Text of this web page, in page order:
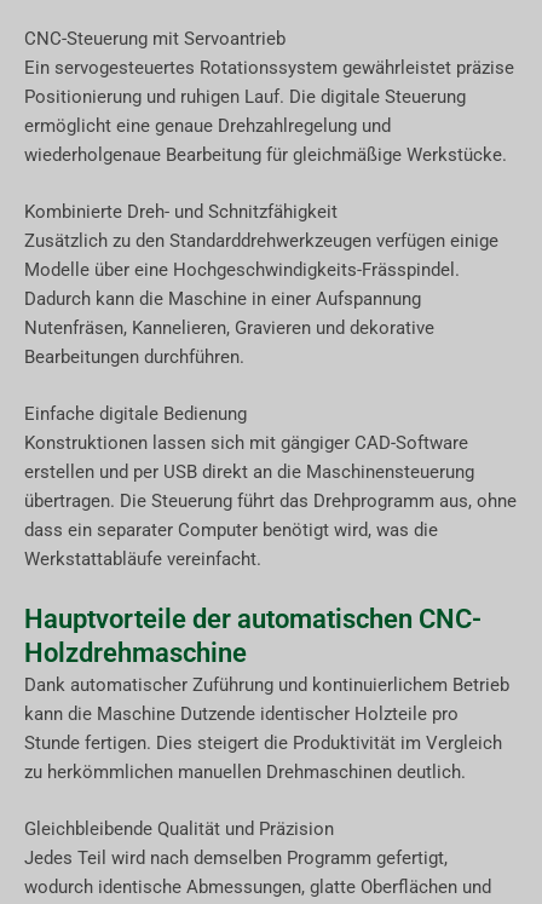
CNC-Steuerung mit Servoantrieb
Ein servogesteuertes Rotationssystem gewährleistet präzise
Positionierung und ruhigen Lauf. Die digitale Steuerung
ermöglicht eine genaue Drehzahlregelung und
wiederholgenaue Bearbeitung für gleichmäßige Werkstücke.
Kombinierte Dreh- und Schnitzfähigkeit
Zusätzlich zu den Standarddrehwerkzeugen verfügen einige
Modelle über eine Hochgeschwindigkeits-Frässpindel.
Dadurch kann die Maschine in einer Aufspannung
Nutenfräsen, Kannelieren, Gravieren und dekorative
Bearbeitungen durchführen.
Einfache digitale Bedienung
Konstruktionen lassen sich mit gängiger CAD-Software
erstellen und per USB direkt an die Maschinensteuerung
übertragen. Die Steuerung führt das Drehprogramm aus, ohne
dass ein separater Computer benötigt wird, was die
Werkstattabläufe vereinfacht.
Hauptvorteile der automatischen CNC-
Holzdrehmaschine
Dank automatischer Zuführung und kontinuierlichem Betrieb
kann die Maschine Dutzende identischer Holzteile pro
Stunde fertigen. Dies steigert die Produktivität im Vergleich
zu herkömmlichen manuellen Drehmaschinen deutlich.
Gleichbleibende Qualität und Präzision
Jedes Teil wird nach demselben Programm gefertigt,
wodurch identische Abmessungen, glatte Oberflächen und